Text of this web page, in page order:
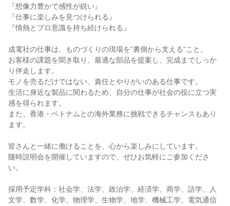
『想像力豊かで感性が鋭い』
『仕事に楽しみを見つけられる』
『情熱とプロ意識を持ち続けられる』
成電社の仕事は、ものづくりの現場を“裏側から支える”こと。
お客様の課題を聞き取り、最適な部品を提案し、完成までしっか
り伴走します。
モノを売るだけではない、責任とやりがいのある仕事です。
生活に身近な製品に関わるため、自分の仕事が社会の役に立つ実
感を得られます。
また、香港・ベトナムとの海外業務に挑戦できるチャンスもあり
ます。
皆さんと一緒に働けることを、心から楽しみにしています。
随時説明会を開催していますので、ぜひお気軽にご参加くださ
い。
採用予定学科：社会学、法学、政治学、経済学、商学、語学、人
文学、数学、化学、物理学、生物学、地学、機械工学、電気通信